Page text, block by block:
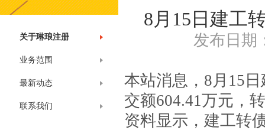
关于琳琅注册
业务范围
最新动态
联系我们
8月15日建工
发布日期
本站消息，8月15
交额604.41万元，
资料显示，建工转